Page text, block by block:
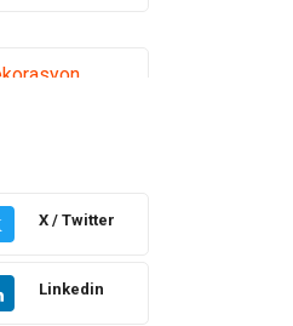
Yaşam
X / Twitter
Linkedin